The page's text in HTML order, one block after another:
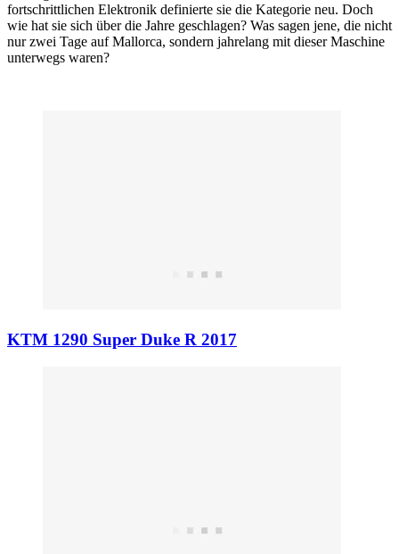
fortschrittlichen Elektronik definierte sie die Kategorie neu. Doch
wie hat sie sich über die Jahre geschlagen? Was sagen jene, die nicht
nur zwei Tage auf Mallorca, sondern jahrelang mit dieser Maschine
unterwegs waren?
KTM 1290 Super Duke R 2017